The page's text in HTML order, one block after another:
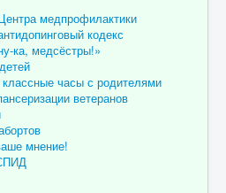
медпрофилактики
кодекс
ка, медсёстры!»
часы с родителями
ветеранов
мнение!